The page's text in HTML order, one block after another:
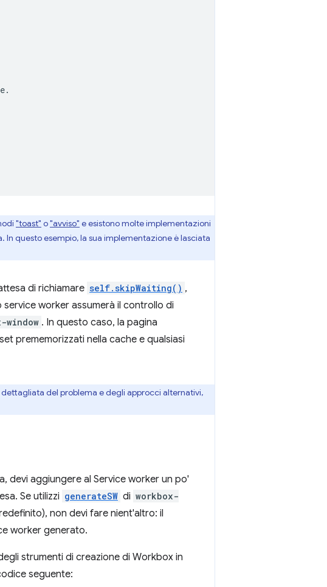
"toast" o"avviso" e esistono molte implementazioni
questo esempio, la sua implementazione è lasciata
di richiamare self.skipWaiting() ,
worker assumerà il controllo di
window . In questo caso, la pagina
prememorizzati nella cache e qualsiasi
del problema e degli approcci alternativi,
devi aggiungere al Service worker un po'
Se utilizzi generateSW di workbox-
non devi fare nient'altro: il
worker generato.
strumenti di creazione di Workbox in
seguente: